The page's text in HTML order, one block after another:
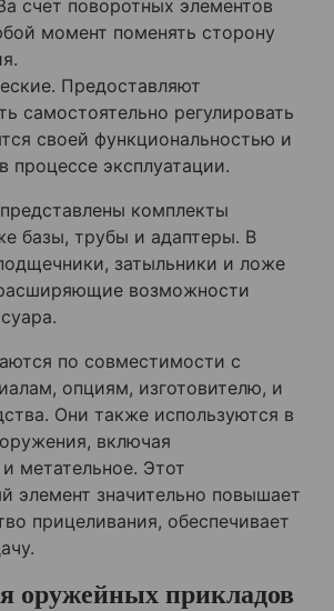
счет поворотных элементов
момент поменять сторону
Предоставляют
самостоятельно регулировать
своей функциональностью и
процессе эксплуатации.
комплекты
базы, трубы и адаптеры. В
затыльники и ложе
возможности
по совместимости с
опциям, изготовителю, и
Они также используются в
включая
метательное. Этот
элемент значительно повышает
прицеливания, обеспечивает
оружейных прикладов